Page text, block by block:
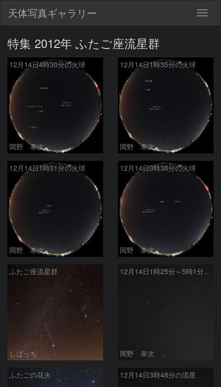
天体写真ギャラリー
特集 2012年 ふたご座流星群
12月14日4時30分の火球
岡野 幸次
12月14日1時35分の火球
岡野 幸次
12月14日1時31分の火球
岡野 幸次
12月14日0時38分の火球
岡野 幸次
ふたご座流星群
しばっち
12月14日1時25分～5時1分の流星
岡野 幸次
ふたごの花火 12月14日3時48分の流星